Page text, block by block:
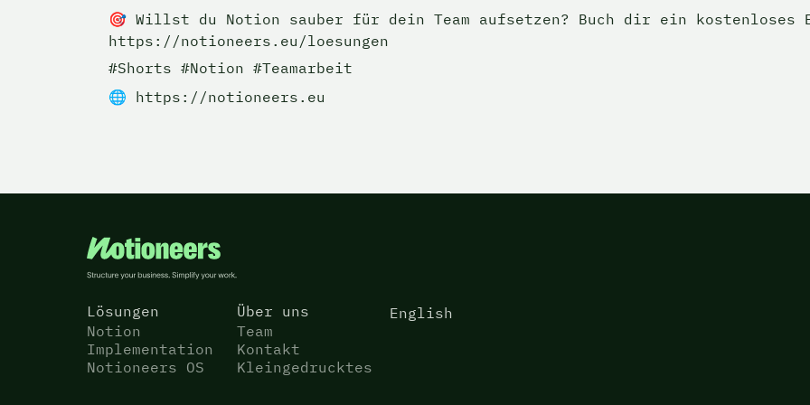
🎯 Willst du Notion sauber für dein Team aufsetzen? Buch dir ein kostenloses
https://notioneers.eu/loesungen
#Shorts #Notion #Teamarbeit
🌐 https://notioneers.eu
Lösungen
Notion
Implementation
Notioneers OS
Über uns
Team
Kontakt
Kleingedrucktes
English